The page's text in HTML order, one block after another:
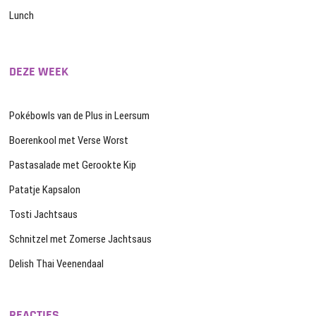
Lunch
DEZE WEEK
Pokébowls van de Plus in Leersum
Boerenkool met Verse Worst
Pastasalade met Gerookte Kip
Patatje Kapsalon
Tosti Jachtsaus
Schnitzel met Zomerse Jachtsaus
Delish Thai Veenendaal